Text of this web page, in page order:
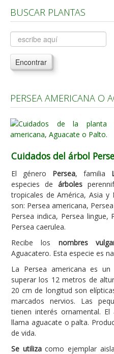
Árboles, Cicas y Palmeras
Plantas Anuales y Perennes
Plantas Bulbosas y
Plantas de Interior
Plantas Aromáticas y de
Plantas Carnívoras y
Consejos
Hemisferio Norte
Hemisferio Sur
Enfermedades
Animales
Hongos
Carencias
Flores y Plantas
Árboles y Palmeras
Arbustos y Trepadoras
Cactus y Suculentas
BUSCAR PLANTAS
Encontrar
PERSEA AMERICANA O
Cuidados del árbol
El género Persea, familia
especies de árboles
tropicales de América, Asia y
son: Persea americana,
Persea indica, Persea lingue,
Persea caerulea.
Recibe los nombres
Aguacatero. Esta especie es
La Persea americana es un
superar los 12 metros de
20 cm de longitud son
marcados nervios. Las
tienen interés ornamental. El
llama aguacate o palta.
de vida.
Se utilizacomo ejemplar